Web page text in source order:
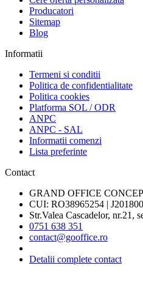
Producatori
Sitemap
Blog
Informatii
Termeni si conditii
Politica de confidentialitate
Politica cookies
Platforma SOL / ODR
ANPC
ANPC - SAL
Informatii comenzi
Lista preferinte
Contact
GRAND OFFICE
CUI: RO38965254 |
Str.Valea Cascadelor, nr.21,
0751 638 351
contact@gooffice.ro
Detalii complete contact